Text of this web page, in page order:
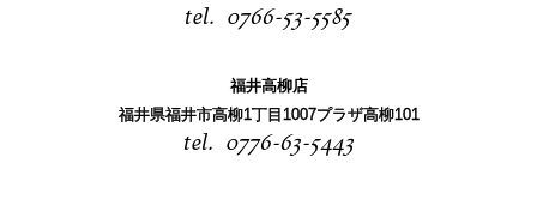
0766-53-5585
福井高柳店
福井県福井市高柳1丁目1007プラザ高柳101
0776-63-5443